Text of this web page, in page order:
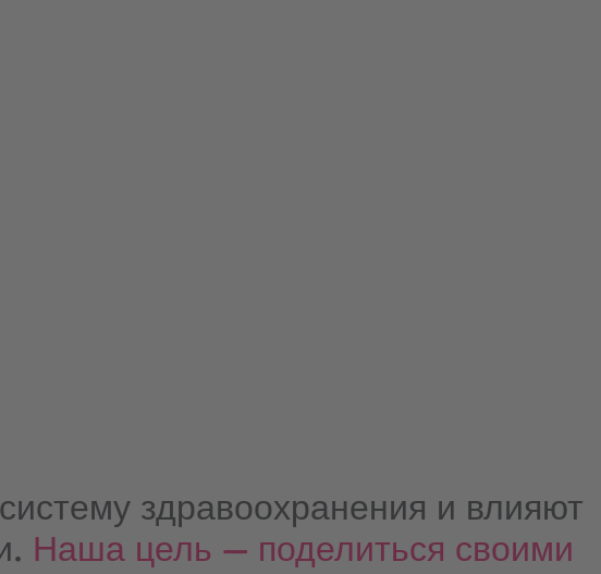
здравоохранения и влияют
Наша цель — поделиться своими